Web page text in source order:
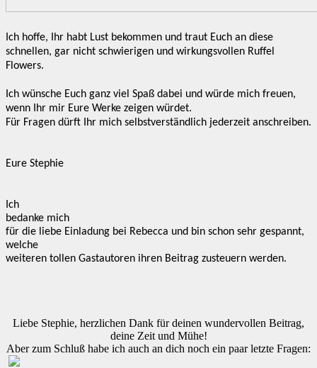
Ich hoffe, Ihr habt Lust bekommen und traut Euch an diese
schnellen, gar nicht schwierigen und wirkungsvollen Ruffel
Flowers.
Ich wünsche Euch ganz viel Spaß dabei und würde mich freuen,
wenn Ihr mir Eure Werke zeigen würdet.
Für Fragen dürft Ihr mich selbstverständlich jederzeit anschreiben.
Eure Stephie
Ich
bedanke mich
für die liebe Einladung bei Rebecca und bin schon sehr gespannt,
welche
weiteren tollen Gastautoren ihren Beitrag zusteuern werden.
Liebe Stephie, herzlichen Dank für deinen wundervollen Beitrag,
deine Zeit und Mühe!
Aber zum Schluß habe ich auch an dich noch ein paar letzte Fragen: